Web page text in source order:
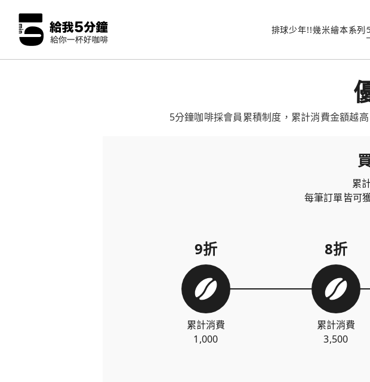
排球少年!!幾米繪本系列
5分鐘咖啡採會員累積制度，累計消費金額越
累
每筆訂單皆可
9折
累計消費
1,000
8折
累計消費
3,500